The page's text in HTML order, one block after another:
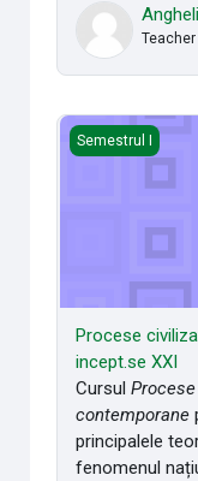
Teacher
Procese
Semestrul I
Procese
incept.se XXI
Cursul
contemporane
principalele
fenomenul